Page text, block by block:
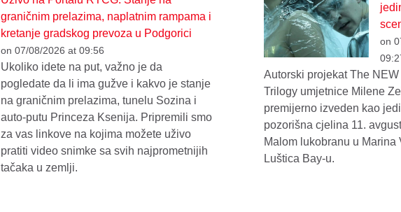
graničnim prelazima, naplatnim rampama i
kretanje gradskog prevoza u Podgorici
on 07/08/2026 at 09:56
Ukoliko idete na put, važno je da
pogledate da li ima gužve i kakvo je stanje
na graničnim prelazima, tunelu Sozina i
auto-putu Princeza Ksenija. Pripremili smo
za vas linkove na kojima možete uživo
pratiti video snimke sa svih najprometnijih
tačaka u zemlji.
on
Autorski projekat The NEW
Trilogy umjetnice Milene
premijerno izveden kao
pozorišna cjelina 11.
Malom lukobranu u Marina
Luštica Bay-u.